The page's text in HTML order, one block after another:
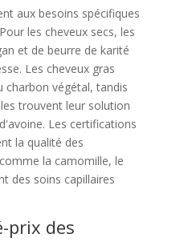
aux besoins spécifiques
les cheveux secs, les
et de beurre de karité
Les cheveux gras
charbon végétal, tandis
trouvent leur solution
Les certifications
la qualité des
la camomille, le
des soins capillaires
prix des